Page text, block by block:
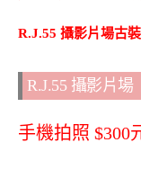
R.J.55 攝影片場古
R.J.55 攝影片
手機拍照 $300